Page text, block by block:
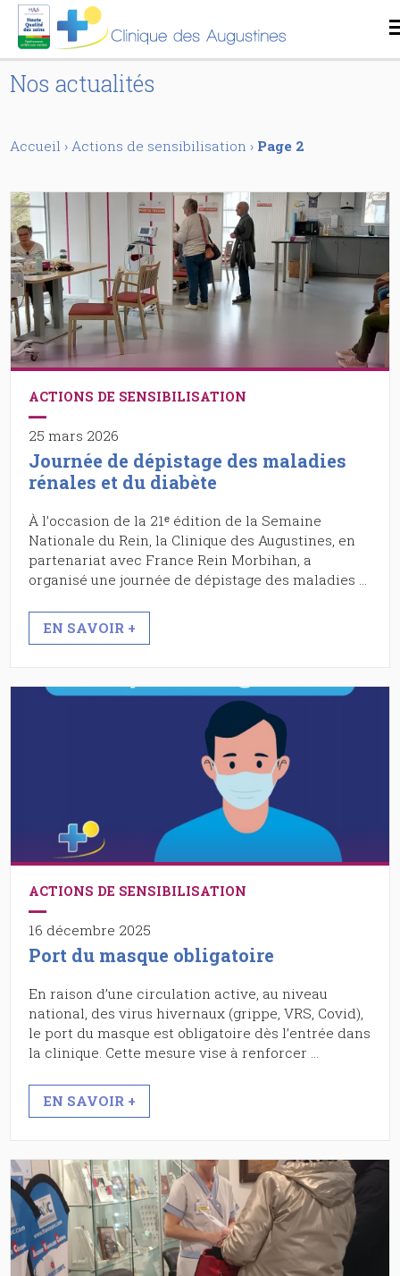
Nos actualités
Accueil › Actions de sensibilisation › Page 2
ACTIONS DE SENSIBILISATION
25 mars 2026
Journée de dépistage des maladies
rénales et du diabète
À l’occasion de la 21ᵉ édition de la Semaine
Nationale du Rein, la Clinique des Augustines, en
partenariat avec France Rein Morbihan, a
organisé une journée de dépistage des maladies …
EN SAVOIR +
ACTIONS DE SENSIBILISATION
16 décembre 2025
Port du masque obligatoire
En raison d’une circulation active, au niveau
national, des virus hivernaux (grippe, VRS, Covid),
le port du masque est obligatoire dès l’entrée dans
la clinique. Cette mesure vise à renforcer …
EN SAVOIR +